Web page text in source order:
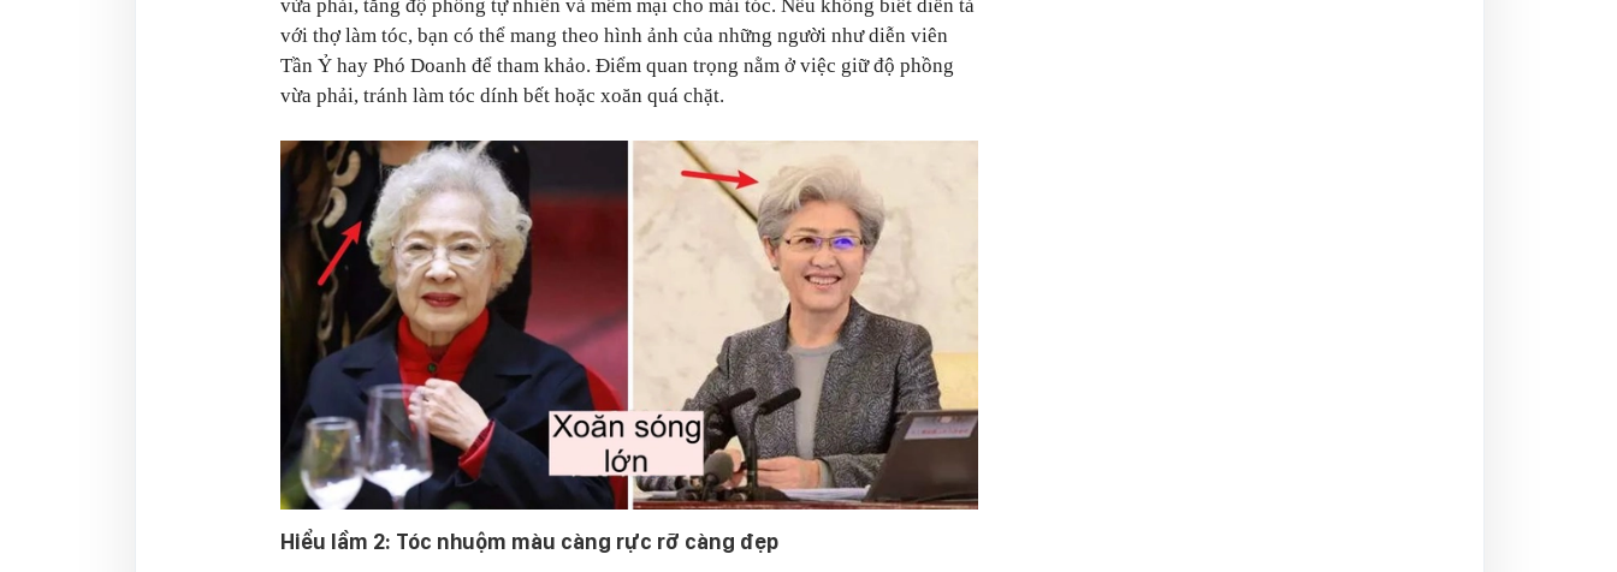
vừa phải, tăng độ phồng tự nhiên và mềm mại cho mái tóc. Nếu không biết diễn tả
với thợ làm tóc, bạn có thể mang theo hình ảnh của những người như diễn viên
Tần Ỷ hay Phó Doanh để tham khảo. Điểm quan trọng nằm ở việc giữ độ phồng
vừa phải, tránh làm tóc dính bết hoặc xoăn quá chặt.
Hiểu lầm 2: Tóc nhuộm màu càng rực rỡ càng đẹp